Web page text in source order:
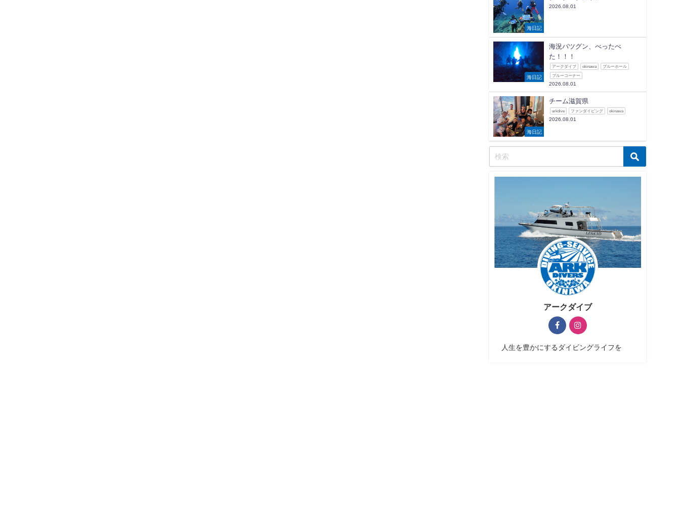
海日記
2026.08.01
海日記
海況バツグン、べったべ
た！！！
アークダイブ okinawa ブルーホール
ブルーコーナー
2026.08.01
海日記
チーム滋賀県
arkdive ファンダイビング okinawa
2026.08.01
アークダイブ
人生を豊かにするダイビングライフを